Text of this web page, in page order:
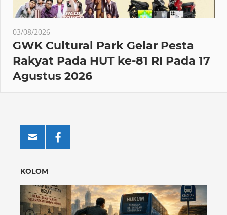
03/08/2026
GWK Cultural Park Gelar Pesta
Rakyat Pada HUT ke-81 RI Pada 17
Agustus 2026
KOLOM